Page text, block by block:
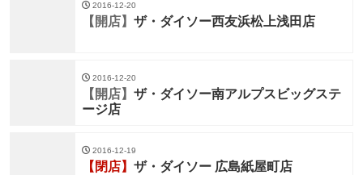
2016-12-20
【開店】 ザ・ダイソー西友浜松上浅田店
2016-12-20
【開店】 ザ・ダイソー南アルプスビッグステ
ージ店
2016-12-19
【閉店】 ザ・ダイソー 広島紙屋町店